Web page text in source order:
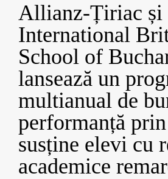
Allianz-Țiriac și
International
School of
lansează un
multianual de
performanță
susține elevi cu
academice